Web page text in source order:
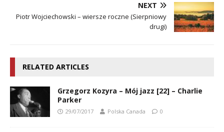
NEXT
Piotr Wojciechowski – wiersze roczne (Sierpniowy
drugi)
RELATED ARTICLES
Grzegorz Kozyra – Mój jazz [22] – Charlie
Parker
29/07/2017 Polska Canada 0